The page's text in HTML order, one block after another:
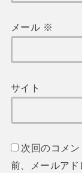
メール ※
サイト
次回のコメ
前、メールアド